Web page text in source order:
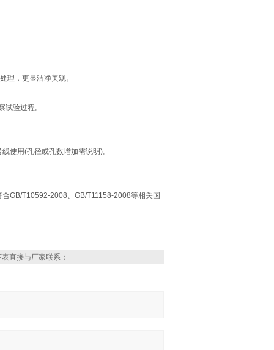
理，更显洁净美观。
验过程。
使用(孔径或孔数增加需说明)。
GB/T10592-2008、GB/T11158-2008等相关国
直接与厂家联系：